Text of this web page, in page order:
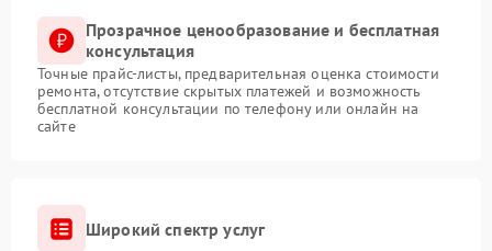
Прозрачное ценообразование и бесплатная
консультация
Точные прайс-листы, предварительная оценка стоимости
ремонта, отсутствие скрытых платежей и возможность
бесплатной консультации по телефону или онлайн на
сайте
Широкий спектр услуг